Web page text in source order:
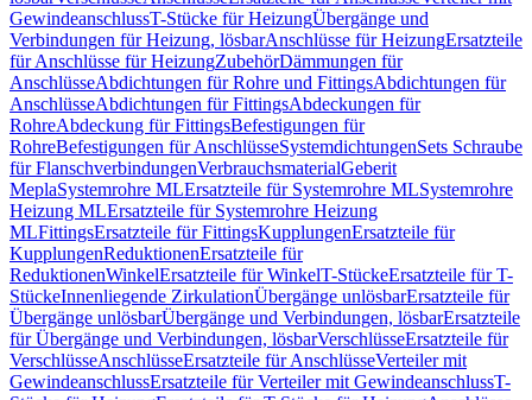
GewindeanschlussT-Stücke für HeizungÜbergänge und
Verbindungen für Heizung, lösbarAnschlüsse für HeizungErsatzteile
für Anschlüsse für HeizungZubehörDämmungen für
AnschlüsseAbdichtungen für Rohre und FittingsAbdichtungen für
AnschlüsseAbdichtungen für FittingsAbdeckungen für
RohreAbdeckung für FittingsBefestigungen für
RohreBefestigungen für AnschlüsseSystemdichtungenSets Schraube
für FlanschverbindungenVerbrauchsmaterialGeberit
MeplaSystemrohre MLErsatzteile für Systemrohre MLSystemrohre
Heizung MLErsatzteile für Systemrohre Heizung
MLFittingsErsatzteile für FittingsKupplungenErsatzteile für
KupplungenReduktionenErsatzteile für
ReduktionenWinkelErsatzteile für WinkelT-StückeErsatzteile für T-
StückeInnenliegende ZirkulationÜbergänge unlösbarErsatzteile für
Übergänge unlösbarÜbergänge und Verbindungen, lösbarErsatzteile
für Übergänge und Verbindungen, lösbarVerschlüsseErsatzteile für
VerschlüsseAnschlüsseErsatzteile für AnschlüsseVerteiler mit
GewindeanschlussErsatzteile für Verteiler mit GewindeanschlussT-